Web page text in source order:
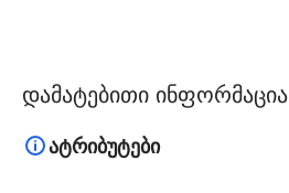
დამატებითი ინფორმაცია
ატრიბუტები